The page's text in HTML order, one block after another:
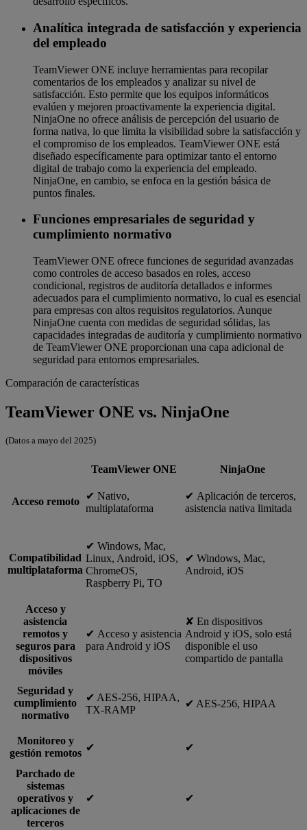
Analítica integrada de satisfacción y experiencia
del empleado
TeamViewer ONE incluye herramientas para recopilar
comentarios de los empleados y analizar su nivel de
satisfacción. Esto permite que los equipos informáticos
evalúen y mejoren proactivamente la experiencia digital.
NinjaOne no ofrece análisis de percepción del usuario de
forma nativa, lo que limita la visibilidad sobre la satisfacción y
el compromiso de los empleados. TeamViewer ONE está
diseñado específicamente para optimizar tanto el entorno
digital de trabajo como la experiencia del empleado.
NinjaOne, en cambio, se enfoca en la gestión básica de
puntos finales.
Funciones empresariales de seguridad y
cumplimiento normativo
TeamViewer ONE ofrece funciones de seguridad avanzadas
como controles de acceso basados en roles, acceso
condicional, registros de auditoría detallados e informes
adecuados para el cumplimiento normativo, lo cual es esencial
para empresas con altos requisitos regulatorios. Aunque
NinjaOne cuenta con medidas de seguridad sólidas, las
capacidades integradas de auditoría y cumplimiento normativo
de TeamViewer ONE proporcionan una capa adicional de
seguridad para entornos empresariales.
Comparación de características
TeamViewer ONE vs. NinjaOne
(Datos a mayo del 2025)
TeamViewer ONE NinjaOne
Acceso remoto
✔︎ Nativo,
multiplataforma
✔︎ Aplicación de terceros,
asistencia nativa limitada
Compatibilidad
multiplataforma
✔︎ Windows, Mac,
Linux, Android, iOS,
ChromeOS,
Raspberry Pi, TO
✔︎ Windows, Mac,
Android, iOS
Acceso y
asistencia
remotos y
seguros para
dispositivos
móviles
✔︎ Acceso y asistencia
para Android y iOS
✘ En dispositivos
Android y iOS, solo está
disponible el uso
compartido de pantalla
Seguridad y
cumplimiento
normativo
✔︎ AES-256, HIPAA,
TX-RAMP
✔︎ AES-256, HIPAA
Monitoreo y
gestión remotos ✔︎ ✔︎
Parchado de
sistemas
operativos y
aplicaciones de
terceros
✔︎ ✔︎